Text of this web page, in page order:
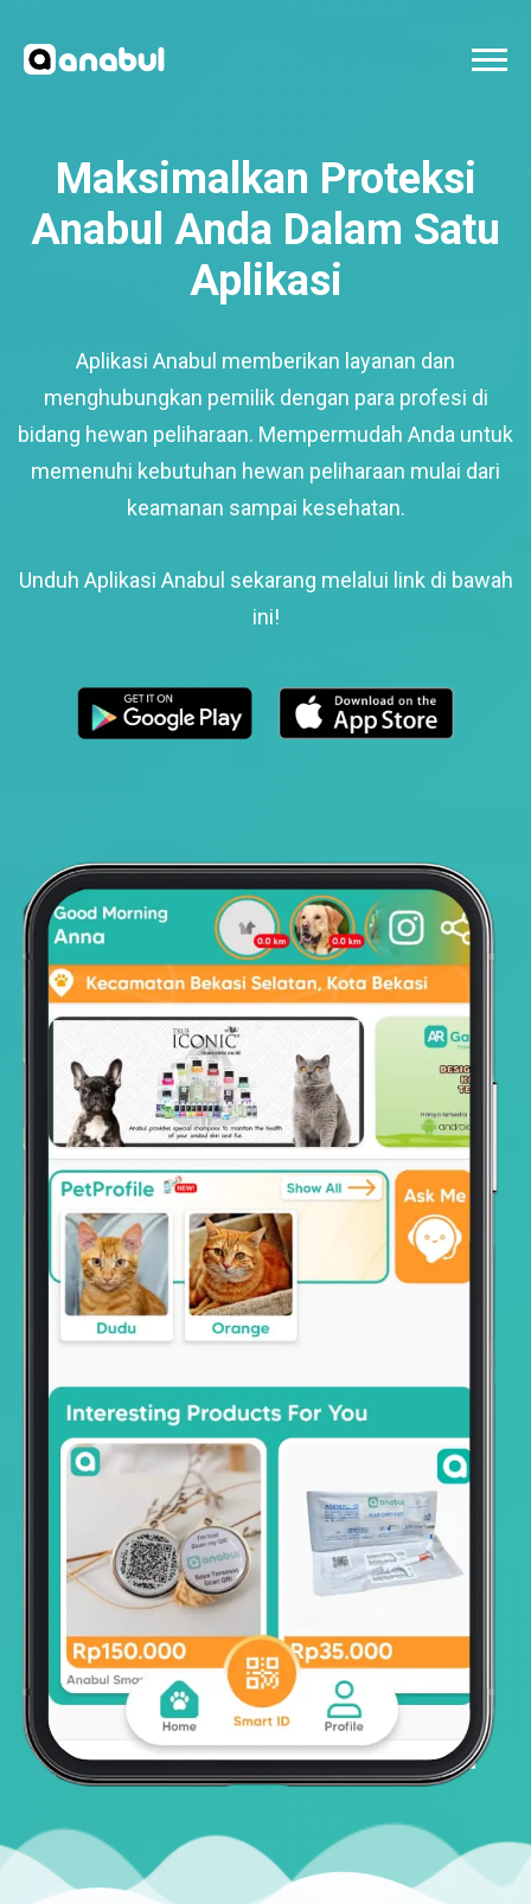
Maksimalkan Proteksi
Anabul Anda Dalam Satu
Aplikasi
Aplikasi Anabul memberikan layanan dan
menghubungkan pemilik dengan para profesi di
bidang hewan peliharaan. Mempermudah Anda untuk
memenuhi kebutuhan hewan peliharaan mulai dari
keamanan sampai kesehatan.
Unduh Aplikasi Anabul sekarang melalui link di bawah
ini!